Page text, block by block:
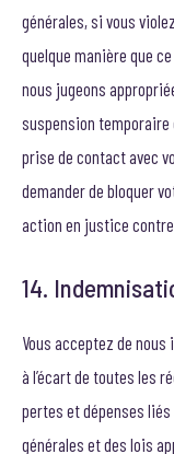
générales, si vous
quelque manière que
nous jugeons
suspension temporaire
prise de contact avec
demander de bloquer
action en justice
14.
Vous acceptez de
à l’écart de toutes les
pertes et dépenses
générales et des lois